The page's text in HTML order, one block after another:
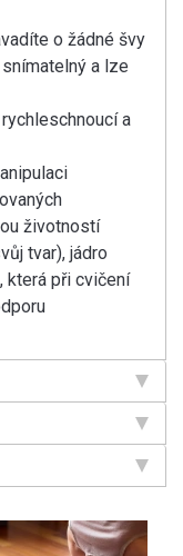
o žádné švy
a lze
a
životností
tvar), jádro
která při cvičení